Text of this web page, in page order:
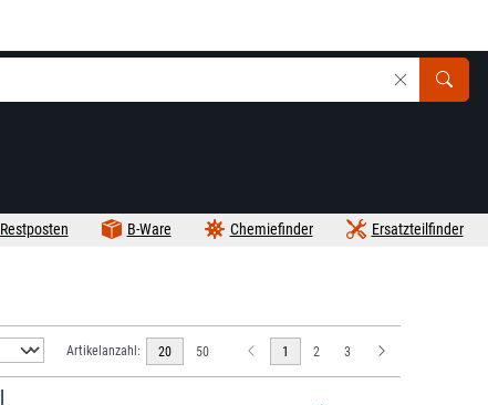
Ersatzteilfinder
Chemiefinder
B-Ware
Restposten
Artikelanzahl: 20 50 1 2 3